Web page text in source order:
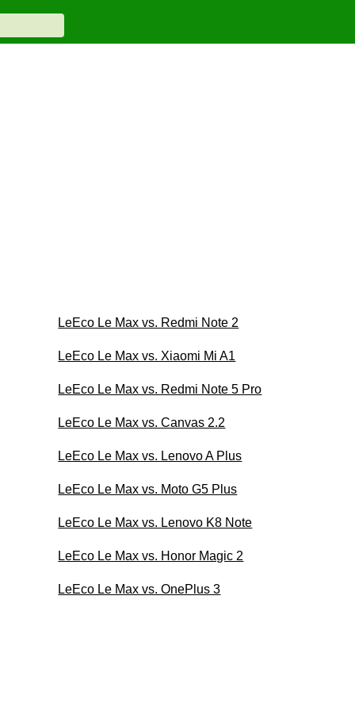
LeEco Le Max vs. Redmi Note 2
LeEco Le Max vs. Xiaomi Mi A1
LeEco Le Max vs. Redmi Note 5 Pro
LeEco Le Max vs. Canvas 2.2
LeEco Le Max vs. Lenovo A Plus
LeEco Le Max vs. Moto G5 Plus
LeEco Le Max vs. Lenovo K8 Note
LeEco Le Max vs. Honor Magic 2
LeEco Le Max vs. OnePlus 3